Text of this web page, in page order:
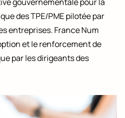
des TPE/PME pilotée par
entreprises. France Num
et le renforcement de
par les dirigeants des